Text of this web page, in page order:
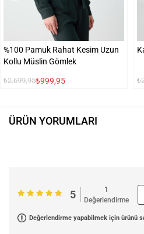
%100 Pamuk Rahat Kesim Uzun
Kollu Müslin Gömlek
₺2.699,95₺999,95
ÜRÜN YORUMLARI
5
1
Değerlendirme
Değerlendirme yapabilmek için ürünü